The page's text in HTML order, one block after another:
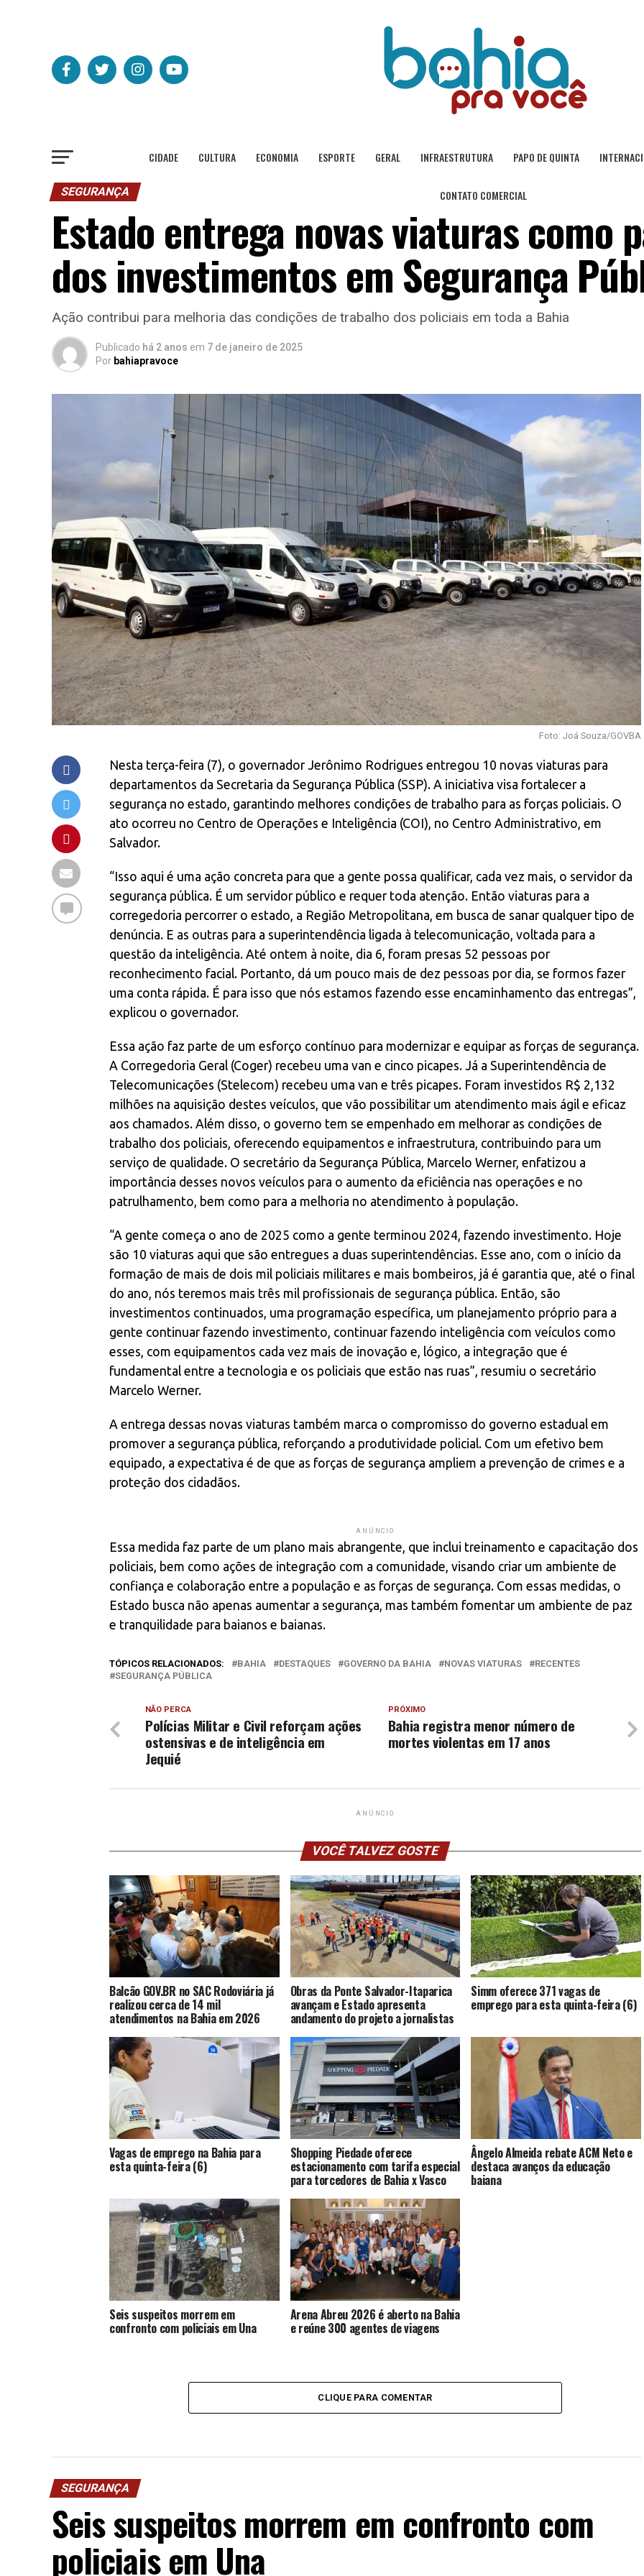
CIDADE CULTURA ECONOMIA ESPORTE GERAL INFRAESTRUTURA PAPO DE QUINTA
CONTATO COMERCIAL
SEGURANÇA
Estado entrega novas viaturas como
dos investimentos em Segurança
Ação contribui para melhoria das condições de trabalho dos policiais em toda a Bahia
Publicado há 2 anos em 7 de janeiro de 2025
Por bahiapravoce
Foto: Joá Souza/GOVBA
Nesta terça-feira (7), o governador Jerônimo Rodrigues entregou 10 novas viaturas para
departamentos da Secretaria da Segurança Pública (SSP). A iniciativa visa fortalecer a
segurança no estado, garantindo melhores condições de trabalho para as forças policiais. O
ato ocorreu no Centro de Operações e Inteligência (COI), no Centro Administrativo, em
Salvador.
“Isso aqui é uma ação concreta para que a gente possa qualificar, cada vez mais, o servidor da
segurança pública. É um servidor público e requer toda atenção. Então viaturas para a
corregedoria percorrer o estado, a Região Metropolitana, em busca de sanar qualquer tipo de
denúncia. E as outras para a superintendência ligada à telecomunicação, voltada para a
questão da inteligência. Até ontem à noite, dia 6, foram presas 52 pessoas por
reconhecimento facial. Portanto, dá um pouco mais de dez pessoas por dia, se formos fazer
uma conta rápida. É para isso que nós estamos fazendo esse encaminhamento das entregas”,
explicou o governador.
Essa ação faz parte de um esforço contínuo para modernizar e equipar as forças de segurança.
A Corregedoria Geral (Coger) recebeu uma van e cinco picapes. Já a Superintendência de
Telecomunicações (Stelecom) recebeu uma van e três picapes. Foram investidos R$ 2,132
milhões na aquisição destes veículos, que vão possibilitar um atendimento mais ágil e eficaz
aos chamados. Além disso, o governo tem se empenhado em melhorar as condições de
trabalho dos policiais, oferecendo equipamentos e infraestrutura, contribuindo para um
serviço de qualidade. O secretário da Segurança Pública, Marcelo Werner, enfatizou a
importância desses novos veículos para o aumento da eficiência nas operações e no
patrulhamento, bem como para a melhoria no atendimento à população.
“A gente começa o ano de 2025 como a gente terminou 2024, fazendo investimento. Hoje
são 10 viaturas aqui que são entregues a duas superintendências. Esse ano, com o início da
formação de mais de dois mil policiais militares e mais bombeiros, já é garantia que, até o final
do ano, nós teremos mais três mil profissionais de segurança pública. Então, são
investimentos continuados, uma programação específica, um planejamento próprio para a
gente continuar fazendo investimento, continuar fazendo inteligência com veículos como
esses, com equipamentos cada vez mais de inovação e, lógico, a integração que é
fundamental entre a tecnologia e os policiais que estão nas ruas”, resumiu o secretário
Marcelo Werner.
A entrega dessas novas viaturas também marca o compromisso do governo estadual em
promover a segurança pública, reforçando a produtividade policial. Com um efetivo bem
equipado, a expectativa é de que as forças de segurança ampliem a prevenção de crimes e a
proteção dos cidadãos.
ANÚNCIO
Essa medida faz parte de um plano mais abrangente, que inclui treinamento e capacitação dos
policiais, bem como ações de integração com a comunidade, visando criar um ambiente de
confiança e colaboração entre a população e as forças de segurança. Com essas medidas, o
Estado busca não apenas aumentar a segurança, mas também fomentar um ambiente de paz
e tranquilidade para baianos e baianas.
TÓPICOS RELACIONADOS: BAHIA DESTAQUES GOVERNO DA BAHIA NOVAS VIATURAS
RECENTES
SEGURANÇA PÚBLICA
PRÓXIMO
Bahia registra menor número de
mortes violentas em 17 anos
NÃO PERCA
Polícias Militar e Civil reforçam ações
ostensivas e de inteligência em
Jequié
ANÚNCIO
VOCÊ TALVEZ GOSTE
Balcão GOV.BR no SAC Rodoviária já
realizou cerca de 14 mil
atendimentos na Bahia em 2026
Obras da Ponte Salvador-Itaparica
avançam e Estado apresenta
andamento do projeto a jornalistas
Simm oferece 371 vagas de
emprego para esta quinta-feira (6)
Vagas de emprego na Bahia para
esta quinta-feira (6)
Shopping Piedade oferece
estacionamento com tarifa especial
para torcedores de Bahia x Vasco
Ângelo Almeida rebate ACM Neto e
destaca avanços da educação
baiana
Seis suspeitos morrem em
confronto com policiais em Una
Arena Abreu 2026 é aberto na Bahia
e reúne 300 agentes de viagens
CLIQUE PARA COMENTAR
SEGURANÇA
Seis suspeitos morrem em confronto com
policiais em Una